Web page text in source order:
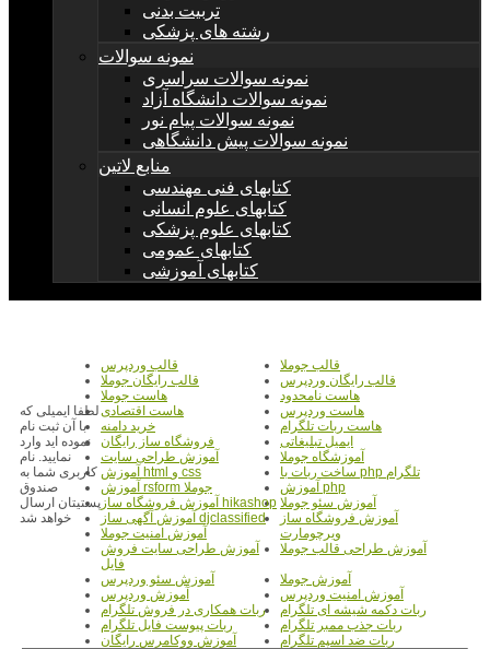
تربیت بدنی
رشته های پزشکی
نمونه سوالات
نمونه سوالات سراسری
نمونه سوالات دانشگاه آزاد
نمونه سوالات پیام نور
نمونه سوالات پیش دانشگاهی
منابع لاتین
کتابهای فنی مهندسی
کتابهای علوم انسانی
کتابهای علوم پزشکی
کتابهای عمومی
کتابهای آموزشی
قالب جوملا
قالب وردپرس
قالب رایگان وردپرس
قالب رایگان جوملا
هاست نامحدود
هاست جوملا
هاست وردپرس
هاست اقتصادی
هاست ربات تلگرام
خرید دامنه
ایمیل تبلیغاتی
فروشگاه ساز رایگان
آموزشگاه جوملا
آموزش طراحی سایت
ساخت ربات با php تلگرام
آموزش html و css
آموزش php
آموزش rsform جوملا
آموزش سئو جوملا آموزش فروشگاه ساز hikashop
آموزش فروشگاه ساز
ویرچومارت
آموزش آگهی ساز djclassified
آموزش امنیت جوملا
آموزش طراحی قالب جوملا
آموزش طراحی سایت فروش
فایل
آموزش جوملا
آموزش سئو وردپرس
آموزش امنیت وردپرس
آموزش وردپرس
ربات دکمه شیشه ای تلگرام
ربات همکاری در فروش تلگرام
ربات جذب ممبر تلگرام
ربات پیوست فایل تلگرام
ربات ضد اسپم تلگرام
آموزش ووکامرس رایگان
لطفا ایمیلی که
با آن ثبت نام
نموده اید وارد
نمایید. نام
کاربری شما به
صندوق
پستیتان ارسال
خواهد شد